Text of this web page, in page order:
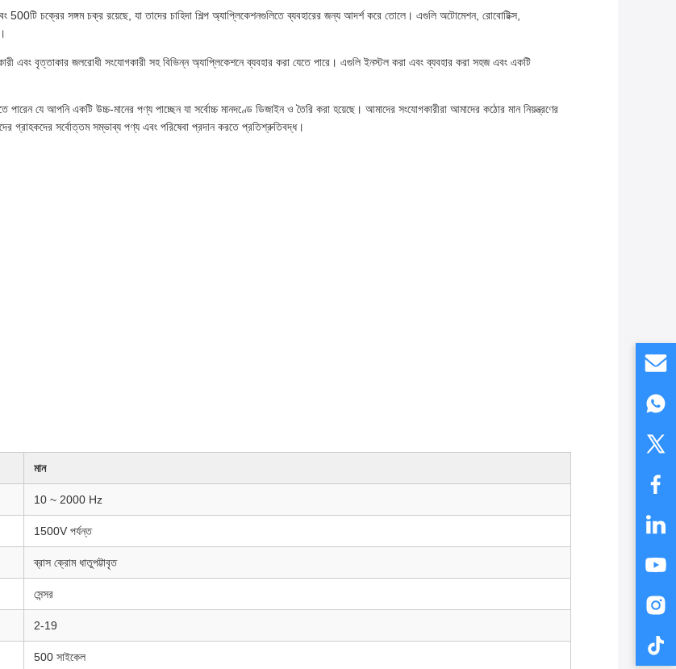
চক্রের সঙ্গম চক্র রয়েছে, যা তাদের চাহিদা শিল্প অ্যাপ্লিকেশনগুলিতে ব্যবহারের জন্য আদর্শ করে তোলে। এগুলি অটোমেশন, রোবোটিক্স,
এবং বৃত্তাকার জলরোধী সংযোগকারী সহ বিভিন্ন অ্যাপ্লিকেশনে ব্যবহার করা যেতে পারে। এগুলি ইনস্টল করা এবং ব্যবহার করা সহজ এবং একটি
যে আপনি একটি উচ্চ-মানের পণ্য পাচ্ছেন যা সর্বোচ্চ মানদণ্ডে ডিজাইন ও তৈরি করা হয়েছে। আমাদের সংযোগকারীরা আমাদের কঠোর মান নিয়ন্ত্রণের
গ্রাহকদের সর্বোত্তম সম্ভাব্য পণ্য এবং পরিষেবা প্রদান করতে প্রতিশ্রুতিবদ্ধ।
মান
10 ~ 2000 Hz
1500V পর্যন্ত
ব্রাস ক্রোম ধাতুপট্টাবৃত
সেন্সর
2-19
500 সাইকেল